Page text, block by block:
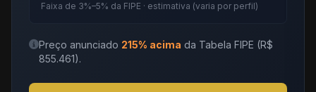
Faixa de 3%–5% da FIPE · estimativa (varia por perfil)
Preço anunciado 215% acima da Tabela FIPE (R$
855.461).